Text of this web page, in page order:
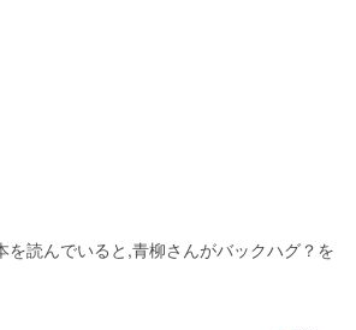
を読んでいると,青柳さんがバックハグ？を